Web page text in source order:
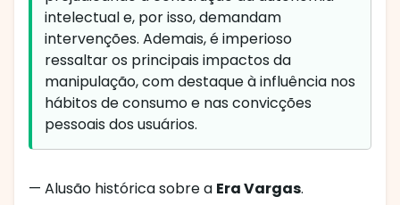
intelectual e, por isso, demandam
intervenções. Ademais, é imperioso
ressaltar os principais impactos da
manipulação, com destaque à influência nos
hábitos de consumo e nas convicções
pessoais dos usuários.
— Alusão histórica sobre a Era Vargas.